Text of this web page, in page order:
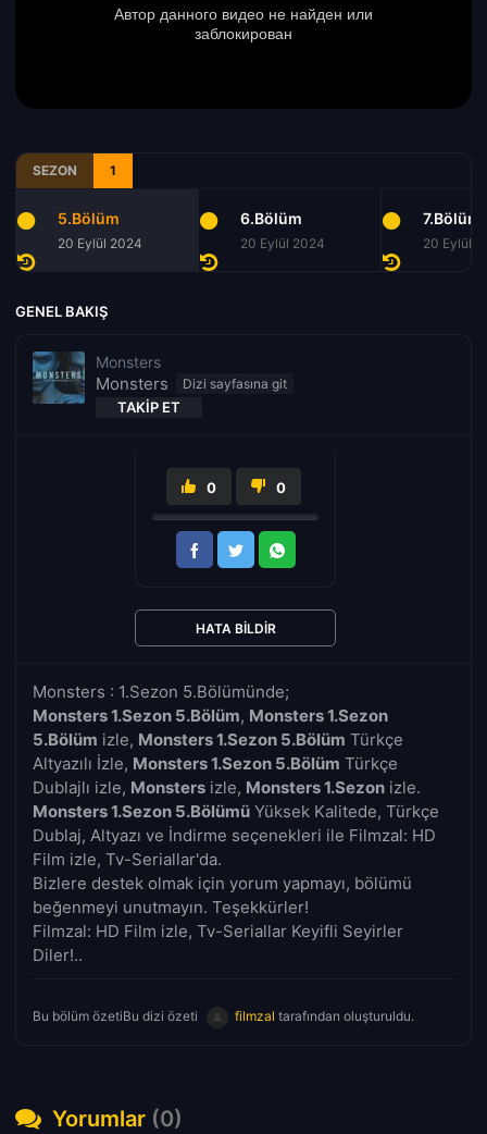
SEZON 1
5.Bölüm
20 Eylül 2024
6.Bölüm
20 Eylül 2024
7.Bölüm
20 Eylül
GENEL BAKIŞ
Monsters
Monsters
TAKIP ET
Monsters : 1.Sezon 5.Bölümünde;
Monsters 1.Sezon 5.Bölüm, Monsters 1.Sezon
5.Bölüm izle, Monsters 1.Sezon 5.Bölüm Türkçe
Altyazılı İzle, Monsters 1.Sezon 5.Bölüm Türkçe
Dublajlı izle, Monsters izle, Monsters 1.Sezon izle.
Monsters 1.Sezon 5.Bölümü Yüksek Kalitede, Türkçe
Dublaj, Altyazı ve İndirme seçenekleri ile Filmzal: HD
Film izle, Tv-Seriallar'da.
Bizlere destek olmak için yorum yapmayı, bölümü
beğenmeyi unutmayın. Teşekkürler!
Filmzal: HD Film izle, Tv-Seriallar Keyifli Seyirler
Diler!..
Bu bölüm özetiBu dizi özeti filmzal tarafından oluşturuldu.
0 0
HATA BILDIR
Yorumlar (0)